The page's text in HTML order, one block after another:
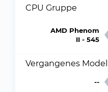
CPU Gruppe
AMD Phenom
II - 545
Vergangenes Modell
--